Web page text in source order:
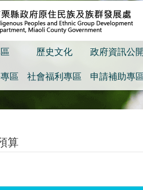
歷史文化 政府資訊公開
區 社會福利專區 申請補助專
算